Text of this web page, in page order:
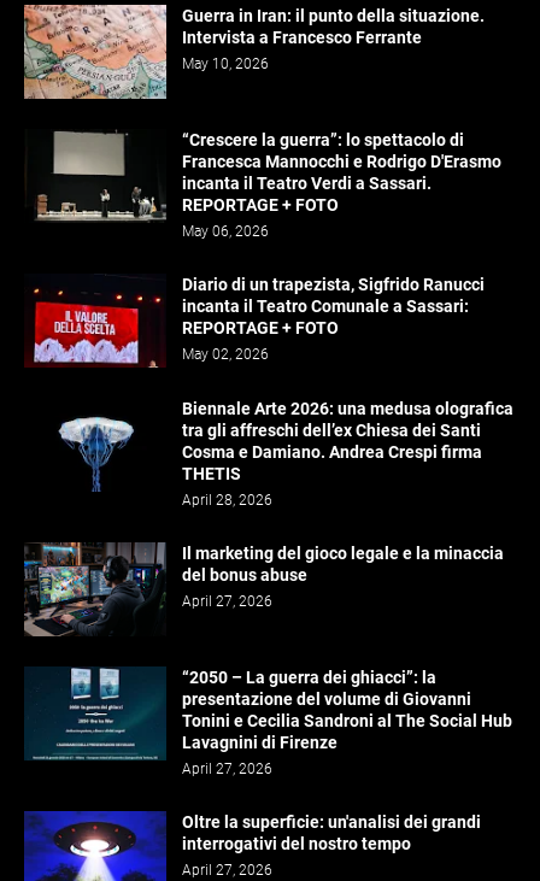
Guerra in Iran: il punto della situazione.
Intervista a Francesco Ferrante
May 10, 2026
“Crescere la guerra”: lo spettacolo di
Francesca Mannocchi e Rodrigo D'Erasmo
incanta il Teatro Verdi a Sassari.
REPORTAGE + FOTO
May 06, 2026
Diario di un trapezista, Sigfrido Ranucci
incanta il Teatro Comunale a Sassari:
REPORTAGE + FOTO
May 02, 2026
Biennale Arte 2026: una medusa olografica
tra gli affreschi dell’ex Chiesa dei Santi
Cosma e Damiano. Andrea Crespi firma
THETIS
April 28, 2026
Il marketing del gioco legale e la minaccia
del bonus abuse
April 27, 2026
“2050 – La guerra dei ghiacci”: la
presentazione del volume di Giovanni
Tonini e Cecilia Sandroni al The Social Hub
Lavagnini di Firenze
April 27, 2026
Oltre la superficie: un'analisi dei grandi
interrogativi del nostro tempo
April 27, 2026